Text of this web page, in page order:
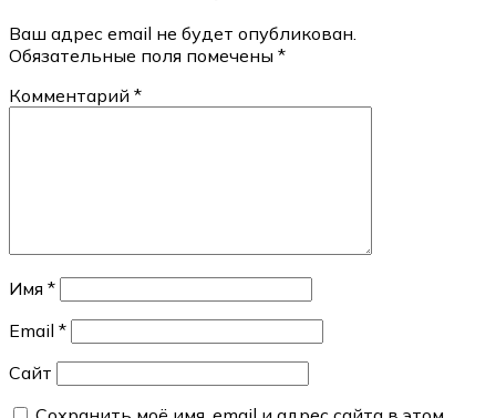
Ваш адрес email не будет опубликован.
Обязательные поля помечены *
Комментарий *
Имя *
Email *
Сайт